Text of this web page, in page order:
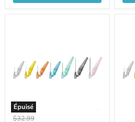
Épuisé
Prix
$32.99